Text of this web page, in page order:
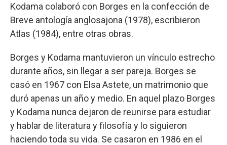
Kodama colaboró con Borges en la confección de
Breve antología anglosajona (1978), escribieron
Atlas (1984), entre otras obras.
Borges y Kodama mantuvieron un vínculo estrecho
durante años, sin llegar a ser pareja. Borges se
casó en 1967 con Elsa Astete, un matrimonio que
duró apenas un año y medio. En aquel plazo Borges
y Kodama nunca dejaron de reunirse para estudiar
y hablar de literatura y filosofía y lo siguieron
haciendo toda su vida. Se casaron en 1986 en el